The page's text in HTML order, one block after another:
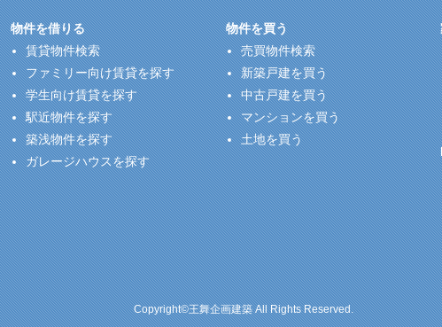
物件を借りる
賃貸物件検索
ファミリー向け賃貸を探す
学生向け賃貸を探す
駅近物件を探す
築浅物件を探す
ガレージハウスを探す
物件を買う
売買物件検索
新築戸建を買う
中古戸建を買う
マンションを買う
土地を買う
Copyright©王舞企画建築 All Rights Reserved.